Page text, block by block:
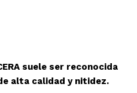
suele ser reconocida
alta calidad y nitidez.